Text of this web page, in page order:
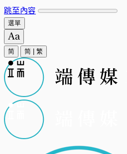
跳至內容
選單
简 简 繁